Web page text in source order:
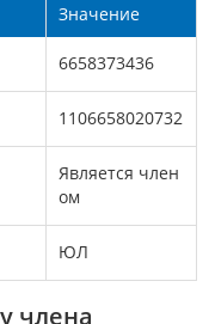
Значение
6658373436
1106658020732
Является член
ом
ЮЛ
члена